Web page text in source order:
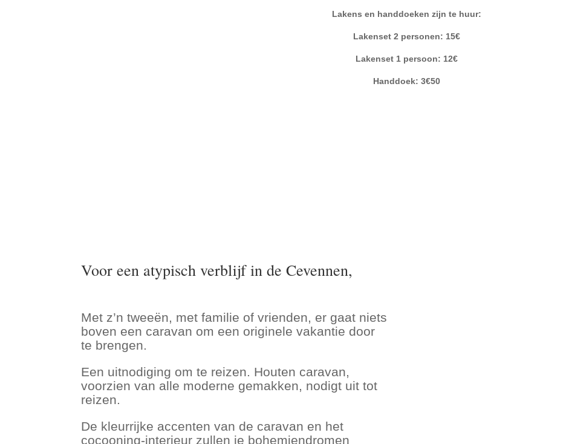
Lakens en handdoeken zijn te huur:
Lakenset 2 personen: 15€
Lakenset 1 persoon: 12€
Handdoek: 3€50
Voor een atypisch verblijf in de Cevennen,
Met z’n tweeën, met familie of vrienden, er gaat niets
boven een caravan om een ​​originele vakantie door
te brengen.
Een uitnodiging om te reizen. Houten caravan,
voorzien van alle moderne gemakken, nodigt uit tot
reizen.
De kleurrijke accenten van de caravan en het
cocooning-interieur zullen je bohemiendromen